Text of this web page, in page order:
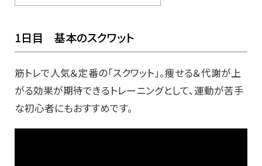
1日目 基本のスクワット
筋トレで人気＆定番の「スクワット」。痩せる＆代謝が上
がる効果が期待できるトレーニングとして、運動が苦手
な初心者にもおすすめです。